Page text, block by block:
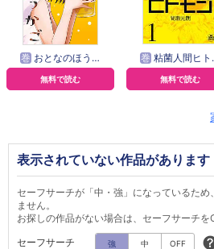
巻 おとなのほうかご
無料で読む
巻 粘菌人間ヒトモジ
無料で読む
表示されていない作品があります
セーフサーチが「中・強」になっているた
ません。
お探しの作品がない場合は、セーフサーチを
セーフサーチ
強 中 OFF